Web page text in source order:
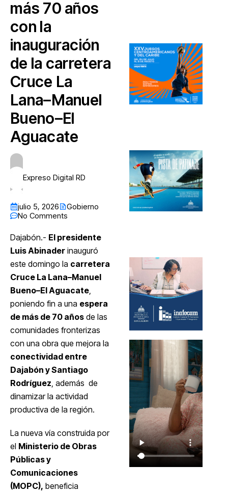
más 70 años
con la
inauguración
de la carretera
Cruce La
Lana–Manuel
Bueno–El
Aguacate
Expreso Digital RD
julio 5, 2026
Gobierno
No Comments
Dajabón.- El presidente
Luis Abinader inauguró
este domingo la carretera
Cruce La Lana–Manuel
Bueno–El Aguacate
poniendo fin a una espera
de más de 70 años de las
comunidades fronterizas
con una obra que mejora la
conectividad entre
Dajabón y Santiago
Rodríguez , además de
dinamizar la actividad
productiva de la región.
La nueva vía construida por
el Ministerio de Obras
Públicas y
Comunicaciones
(MOPC), beneficia